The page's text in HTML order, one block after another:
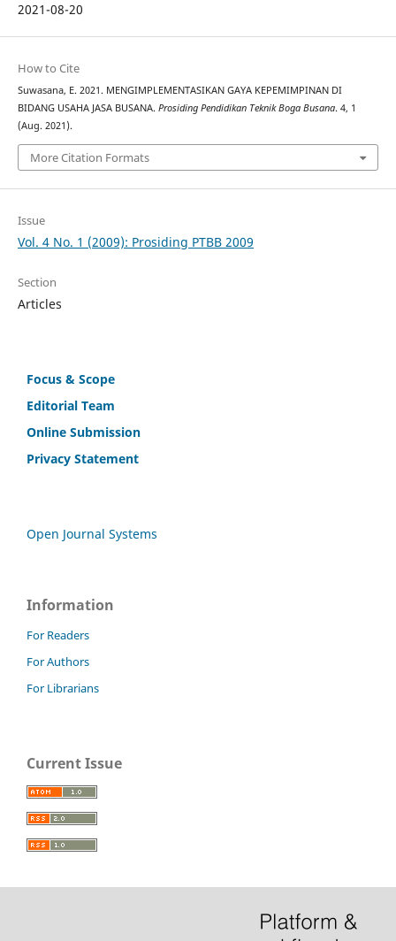
2021-08-20
How to Cite
Suwasana, E. 2021. MENGIMPLEMENTASIKAN GAYA KEPEMIMPINAN DI
BIDANG USAHA JASA BUSANA. Prosiding Pendidikan Teknik Boga Busana. 4, 1
(Aug. 2021).
More Citation Formats
Issue
Vol. 4 No. 1 (2009): Prosiding PTBB 2009
Section
Articles
Focus & Scope
Editorial Team
Online Submission
Privacy Statement
Open Journal Systems
Information
For Readers
For Authors
For Librarians
Current Issue